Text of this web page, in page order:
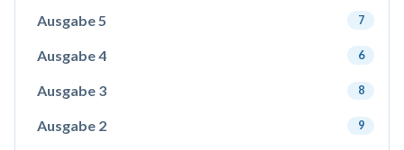
Ausgabe 5 7
Ausgabe 4 6
Ausgabe 3 8
Ausgabe 2 9